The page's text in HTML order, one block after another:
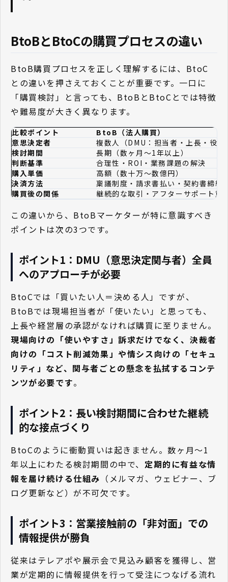
BtoBとBtoCの購買プロセスの違い
BtoB購買プロセスを正しく理解するには、BtoC
との違いを押さえておくことが重要です。一口に
「購買検討」と言っても、BtoBとBtoCとでは特徴
や難易度が大きく異なります。
比較ポイント
BtoB（法人購買）
意思決定者
複数人（DMU：担当者・上長・役
検討期間
長期（数ヶ月〜1年以上）
判断基準
合理性・ROI・業務課題の解決
購入単価
高額（数十万〜数億円）
決済方法
稟議制度・請求書払い・契約書締結
購買後の関係
継続的な取引・アフターサポート重
この違いから、BtoBマーケターが特に意識すべき
ポイントは次の3つです。
ポイント1：DMU（意思決定関与者）全員
へのアプローチが必要
BtoCでは「買いたい人＝決める人」ですが、
BtoBでは現場担当者が「使いたい」と思っても、
上長や経営層の承認がなければ購買に至りません。
現場向けの「使いやすさ」訴求だけでなく、決裁者
向けの「コスト削減効果」や情シス向けの「セキュ
リティ」など、関与者ごとの懸念を払拭するコンテ
ンツが必要です。
ポイント2：長い検討期間に合わせた継続
的な接点づくり
BtoCのように衝動買いは起きません。数ヶ月〜1
年以上にわたる検討期間の中で、定期的に有益な情
報を届け続ける仕組み （メルマガ、ウェビナー、ブ
ログ更新など）が不可欠です。
ポイント3：営業接触前の「非対面」での
情報提供が勝負
従来はテレアポや展示会で見込み顧客を獲得し、営
業が定期的に情報提供を行って受注につなげる流れ